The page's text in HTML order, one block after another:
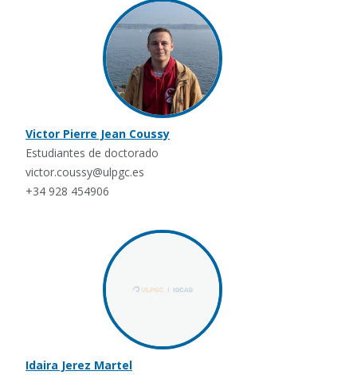
Victor Pierre Jean Coussy
Estudiantes de doctorado
victor.coussy@ulpgc.es
+34 928 454906
Idaira Jerez Martel